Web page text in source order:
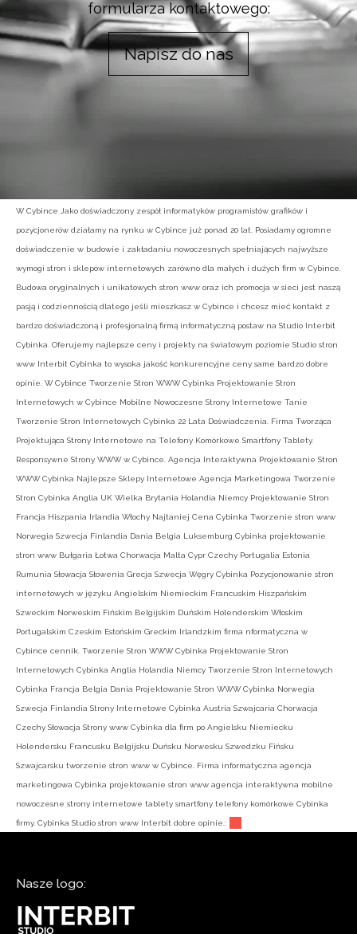
formularza kontaktowego:
Napisz do nas
W Cybince Jako doświadczony zespół informatyków programistów grafików i
pozycjonerów działamy na rynku w Cybince już ponad 20 lat. Posiadamy ogromne
doświadczenie w budowie i zakładaniu nowoczesnych spełniających najwyższe
wymogi stron i sklepów internetowych zarówno dla małych i dużych firm w Cybince.
Budowa oryginalnych i unikatowych stron www oraz ich promocja w sieci jest naszą
pasją i codziennością dlatego jeśli mieszkasz w Cybince i chcesz mieć kontakt z
bardzo doświadczoną i profesjonalną firmą informatyczną postaw na Studio Interbit
Cybinka. Oferujemy najlepsze ceny i projekty na światowym poziomie Studio stron
www Interbit Cybinka to wysoka jakość konkurencyjne ceny same bardzo dobre
opinie. W Cybince Tworzenie Stron WWW Cybinka Projektowanie Stron
Internetowych w Cybince Mobilne Nowoczesne Strony Internetowe Tanie
Tworzenie Stron Internetowych Cybinka 22 Lata Doświadczenia. Firma Tworząca
Projektująca Strony Internetowe na Telefony Komórkowe Smartfony Tablety.
Responsywne Strony WWW w Cybince. Agencja Interaktywna Projektowanie Stron
WWW Cybinka Najlepsze Sklepy Internetowe Agencja Marketingowa Tworzenie
Stron Cybinka Anglia UK Wielka Brytania Holandia Niemcy Projektowanie Stron
Francja Hiszpania Irlandia Włochy Najtaniej Cena Cybinka Tworzenie stron www
Norwegia Szwecja Finlandia Dania Belgia Luksemburg Cybinka projektowanie
stron www Bułgaria Łotwa Chorwacja Malta Cypr Czechy Portugalia Estonia
Rumunia Słowacja Słowenia Grecja Szwecja Węgry Cybinka Pozycjonowanie stron
internetowych w języku Angielskim Niemieckim Francuskim Hiszpańskim
Szweckim Norweskim Fińskim Belgijskim Duńskim Holenderskim Włoskim
Portugalskim Czeskim Estońskim Greckim Irlandzkim firma nformatyczna w
Cybince cennik. Tworzenie Stron WWW Cybinka Projektowanie Stron
Internetowych Cybinka Anglia Holandia Niemcy Tworzenie Stron Internetowych
Cybinka Francja Belgia Dania Projektowanie Stron WWW Cybinka Norwegia
Szwecja Finlandia Strony Internetowe Cybinka Austria Szwajcaria Chorwacja
Czechy Słowacja Strony www Cybinka dla firm po Angielsku Niemiecku
Holendersku Francusku Belgijsku Duńsku Norwesku Szwedzku Fińsku
Szwajcarsku tworzenie stron www w Cybince. Firma informatyczna agencja
marketingowa Cybinka projektowanie stron www agencja interaktywna mobilne
nowoczesne strony internetowe tablety smartfony telefony komórkowe Cybinka
firmy. Cybinka Studio stron www Interbit dobre opinie.:
Nasze logo: